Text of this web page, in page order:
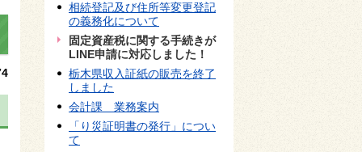
相続登記及び住所等変更登記
の義務化について
固定資産税に関する手続きが
LINE申請に対応しました！
栃木県収入証紙の販売を終了
しました
会計課 業務案内
「り災証明書の発行」につい
て